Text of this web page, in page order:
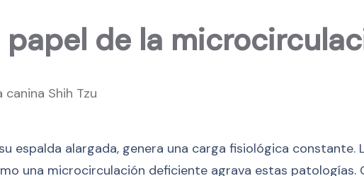
de la
espalda alargada, genera una carga fisiológica
una microcirculación deficiente agrava estas patologías.